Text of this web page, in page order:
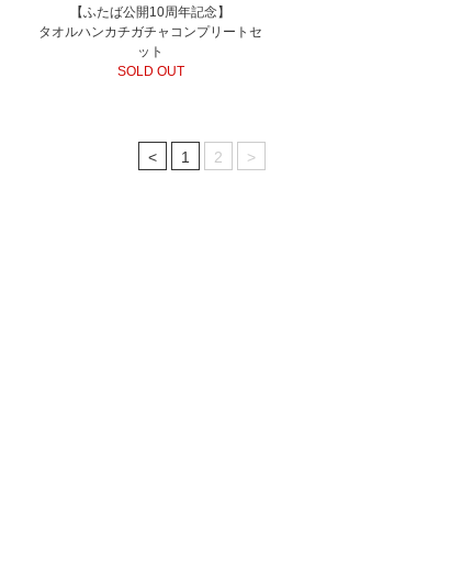
【ふたば公開10周年記念】
タオルハンカチガチャコンプリートセ
ット
SOLD OUT
< 1 2 >